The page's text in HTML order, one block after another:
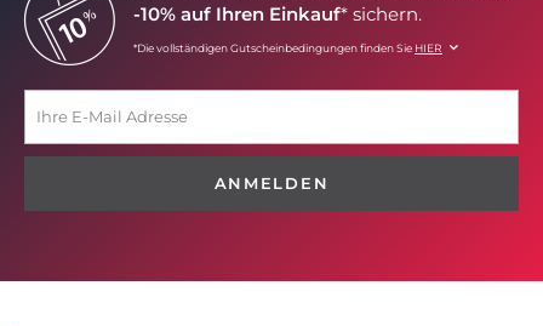
-10% auf Ihren Einkauf* sichern.
*Die vollständigen Gutscheinbedingungen finden Sie HIER
ANMELDEN